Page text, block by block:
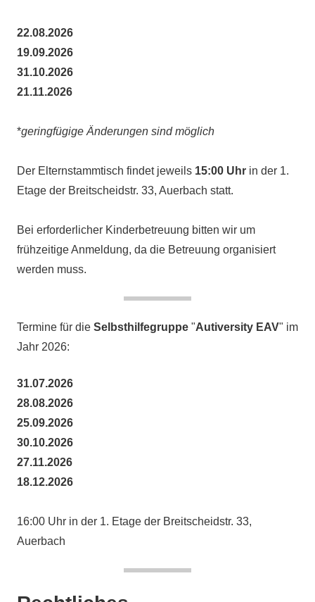
22.08.2026
19.09.2026
31.10.2026
21.11.2026
*geringfügige Änderungen sind möglich
Der Elternstammtisch findet jeweils 15:00 Uhr in der 1.
Etage der Breitscheidstr. 33, Auerbach statt.
Bei erforderlicher Kinderbetreuung bitten wir um
frühzeitige Anmeldung, da die Betreuung organisiert
werden muss.
Termine für die Selbsthilfegruppe "Autiversity EAV" im
Jahr 2026:
31.07.2026
28.08.2026
25.09.2026
30.10.2026
27.11.2026
18.12.2026
16:00 Uhr in der 1. Etage der Breitscheidstr. 33,
Auerbach